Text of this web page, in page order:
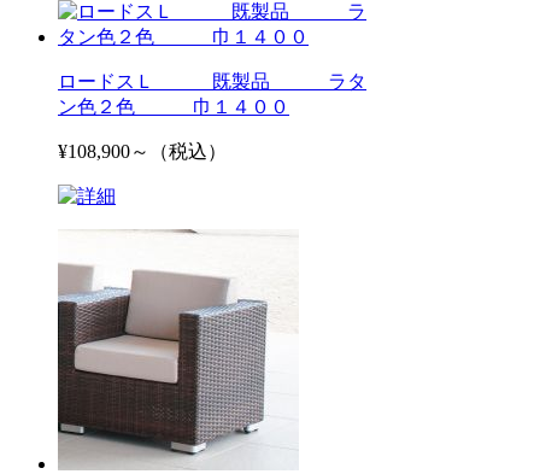
ロードスＬ 既製品 ラタ
ン色２色 巾１４００
¥108,900～（税込）